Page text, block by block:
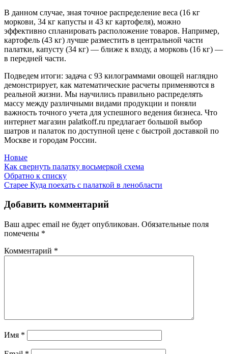
В данном случае, зная точное распределение веса (16 кг
моркови, 34 кг капусты и 43 кг картофеля), можно
эффективно спланировать расположение товаров. Например,
картофель (43 кг) лучше разместить в центральной части
палатки, капусту (34 кг) — ближе к входу, а морковь (16 кг) —
в передней части.
Подведем итоги: задача с 93 килограммами овощей наглядно
демонстрирует, как математические расчеты применяются в
реальной жизни. Мы научились правильно распределять
массу между различными видами продукции и поняли
важность точного учета для успешного ведения бизнеса. Что
интернет магазин palatkoff.ru предлагает большой выбор
шатров и палаток по доступной цене с быстрой доставкой по
Москве и городам России.
Новые
Как свернуть палатку восьмеркой схема
Обратно к списку
Старее Куда поехать с палаткой в ленобласти
Добавить комментарий
Ваш адрес email не будет опубликован. Обязательные поля
помечены *
Комментарий *
Имя *